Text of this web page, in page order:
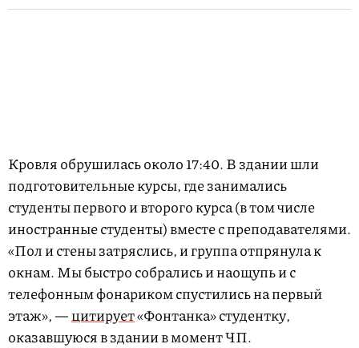
Кровля обрушилась около 17:40. В здании шли
подготовительные курсы, где занимались
студенты первого и второго курса (в том числе
иностранные студенты) вместе с преподавателями.
«Пол и стены затряслись, и группа отпрянула к
окнам. Мы быстро собрались и наощупь и с
телефонным фонариком спустились на первый
этаж», —цитирует«Фонтанка» студентку,
оказавшуюся в здании в момент ЧП.